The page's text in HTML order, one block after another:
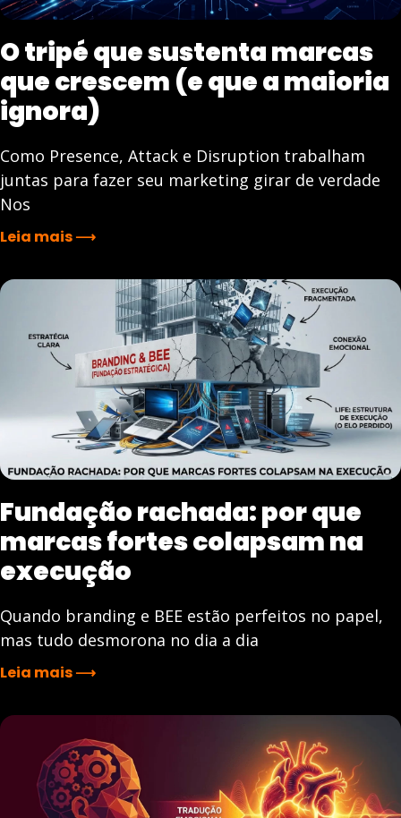
O tripé que sustenta marcas
que crescem (e que a maioria
ignora)
Como Presence, Attack e Disruption trabalham
juntas para fazer seu marketing girar de verdade
Nos
Leia mais ⟶
Fundação rachada: por que
marcas fortes colapsam na
execução
Quando branding e BEE estão perfeitos no papel,
mas tudo desmorona no dia a dia
Leia mais ⟶